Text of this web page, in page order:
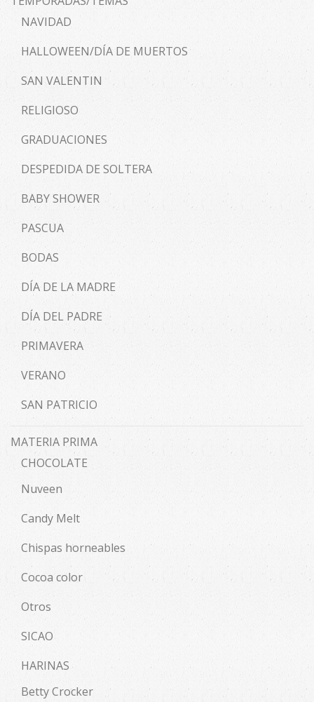
NAVIDAD
HALLOWEEN/DÍA DE MUERTOS
SAN VALENTIN
RELIGIOSO
GRADUACIONES
DESPEDIDA DE SOLTERA
BABY SHOWER
PASCUA
BODAS
DÍA DE LA MADRE
DÍA DEL PADRE
PRIMAVERA
VERANO
SAN PATRICIO
MATERIA PRIMA
CHOCOLATE
Nuveen
Candy Melt
Chispas horneables
Cocoa color
Otros
SICAO
HARINAS
Betty Crocker